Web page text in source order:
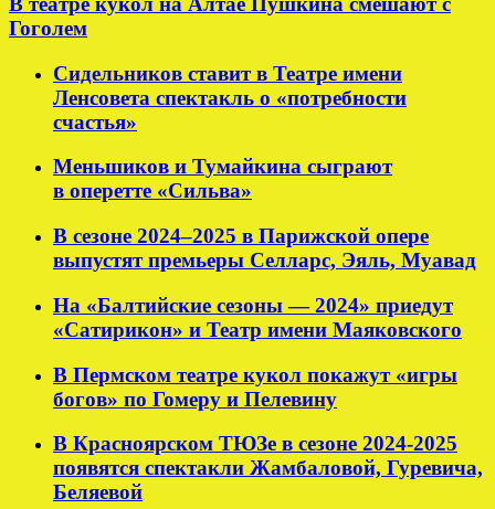
Гоголем
Сидельников ставит в Театре имени
Ленсовета спектакль о «потребности
счастья»
Меньшиков и Тумайкина сыграют
в оперетте «Сильва»
В сезоне 2024–2025 в Парижской опере
выпустят премьеры Селларс, Эяль, Муавад
На «Балтийские сезоны — 2024» приедут
«Сатирикон» и Театр имени Маяковского
В Пермском театре кукол покажут «игры
богов» по Гомеру и Пелевину
В Красноярском ТЮЗе в сезоне 2024-2025
появятся спектакли Жамбаловой, Гуревича,
Беляевой